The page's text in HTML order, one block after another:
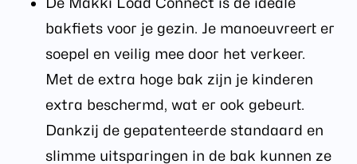
bakfiets voor je gezin. Je manoeuvreert er
soepel en veilig mee door het verkeer.
Met de extra hoge bak zijn je kinderen
extra beschermd, wat er ook gebeurt.
Dankzij de gepatenteerde standaard en
slimme uitsparingen in de bak kunnen ze